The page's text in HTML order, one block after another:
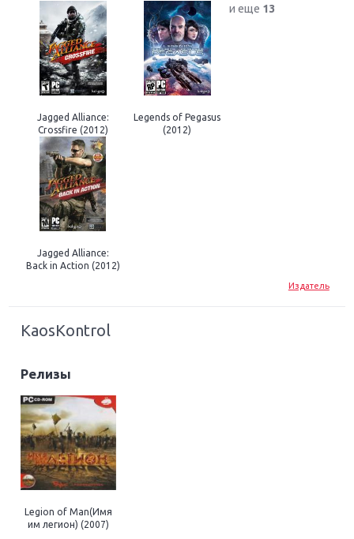
Jagged Alliance:
Crossfire (2012)
Legends of Pegasus
(2012)
Jagged Alliance:
Back in Action (2012)
и еще 13
Издатель
KaosKontrol
Релизы
Legion of Man(Имя
им легион) (2007)